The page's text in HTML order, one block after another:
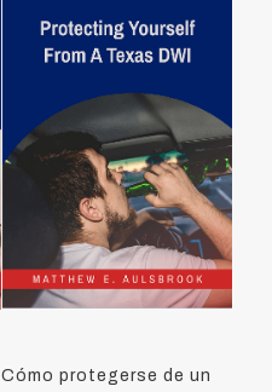
Cómo protegerse de un